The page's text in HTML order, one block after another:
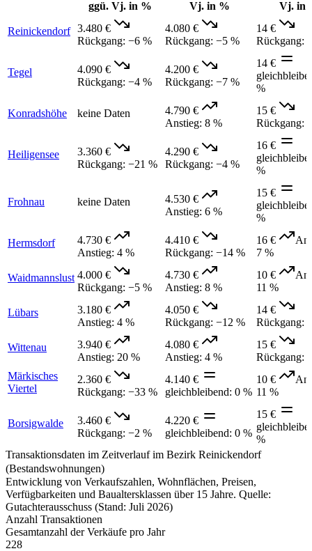
ggü. Vj. in % Vj. in % Vj. in
Reinickendorf 3.480 €
Rückgang: −6 %
4.080 €
Rückgang: −5 %
14 €
Rückgang:
Tegel
4.090 €
Rückgang: −4 %
4.200 €
Rückgang: −7 %
14 €
%
Konradshöhe keine Daten
4.790 €
Anstieg: 8 %
15 €
Rückgang:
Heiligensee
3.360 €
Rückgang: −21 %
4.290 €
Rückgang: −4 %
16 €
%
Frohnau keine Daten
4.530 €
Anstieg: 6 %
15 €
%
Hermsdorf
4.730 €
Anstieg: 4 %
4.410 €
Rückgang: −14 %
16 €
7 %
Waidmannslust 4.000 €
Rückgang: −5 %
4.730 €
Anstieg: 8 %
10 €
11 %
Lübars
3.180 €
Anstieg: 4 %
4.050 €
Rückgang: −12 %
14 €
Rückgang:
Wittenau
3.940 €
Anstieg: 20 %
4.080 €
Anstieg: 4 %
15 €
Rückgang:
Märkisches
Viertel
2.360 €
Rückgang: −33 %
4.140 €
gleichbleibend: 0 %
10 €
11 %
Borsigwalde
3.460 €
Rückgang: −2 %
4.220 €
gleichbleibend: 0 %
15 €
%
Transaktionsdaten im Zeitverlauf im Bezirk Reinickendorf
(Bestandswohnungen)
Entwicklung von Verkaufszahlen, Wohnflächen, Preisen,
Verfügbarkeiten und Baualtersklassen über 15 Jahre. Quelle:
Gutachterausschuss (Stand: Juli 2026)
Anzahl Transaktionen
Gesamtanzahl der Verkäufe pro Jahr
228